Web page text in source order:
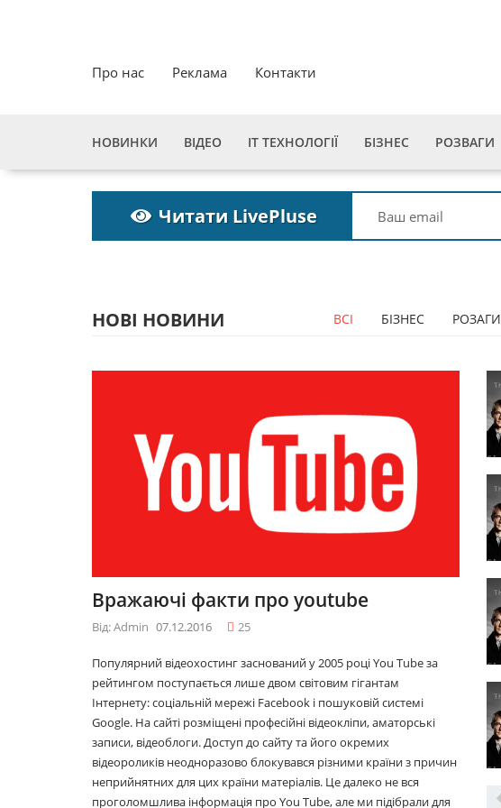
Про нас Реклама Контакти
НОВИНКИ ВІДЕО ІТ ТЕХНОЛОГІЇ БІЗНЕС РОЗВАГИ
Читати LivePluse
НОВІ НОВИНИ ВСІ БІЗНЕС РОЗАГИ
Вражаючі факти про youtube
Від: Admin 07.12.2016 25
Популярний відеохостинг заснований у 2005 році You Tube за
рейтингом поступається лише двом світовим гігантам
Інтернету: соціальній мережі Facebook і пошуковій системі
Google. На сайті розміщені професійні відеокліпи, аматорські
записи, відеоблоги. Доступ до сайту та його окремих
відеороликів неодноразово блокувався різними країни з причин
неприйнятних для цих країни матеріалів. Це далеко не вся
проголомшлива інформація про You Tube, але ми підібрали для
10 лайфхаків: як
легко прокидатися
вранці
2017році
29.11.2016
Топ 5 серіалів
08.06.2016
09.12.2016
10 лайфхаків: як
легко прокидатися
вранці
30.11.2016
2017році
Топ 5 серіалів
08.06.2016